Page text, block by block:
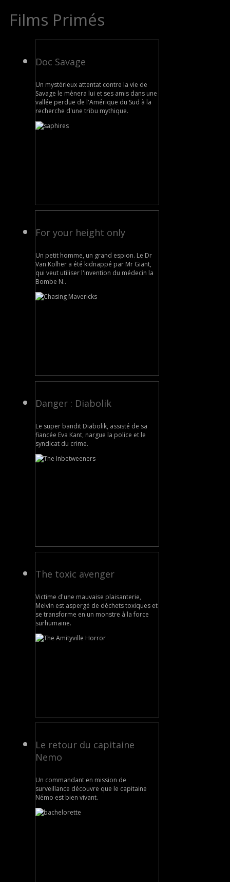
Films Primés
Doc Savage
Un mystérieux attentat contre la vie de
Savage le mènera lui et ses amis dans une
vallée perdue de l'Amérique du Sud à la
recherche d'une tribu mythique.
For your height only
Un petit homme, un grand espion. Le Dr
Van Kolher a été kidnappé par Mr Giant,
qui veut utiliser l'invention du médecin la
Bombe N..
Danger : Diabolik
Le super bandit Diabolik, assisté de sa
fiancée Eva Kant, nargue la police et le
syndicat du crime.
The toxic avenger
Victime d'une mauvaise plaisanterie,
Melvin est aspergé de déchets toxiques et
se transforme en un monstre à la force
surhumaine.
Le retour du capitaine
Nemo
Un commandant en mission de
surveillance découvre que le capitaine
Némo est bien vivant.